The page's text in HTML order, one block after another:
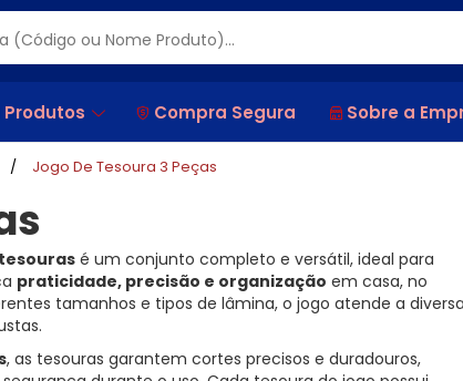
Compra Segura Sobre a
Jogo De Tesoura 3 Peças
é um conjunto completo e versátil, ideal para
praticidade, precisão e organização em casa, no
tamanhos e tipos de lâmina, o jogo atende a
, as tesouras garantem cortes precisos e duradouros,